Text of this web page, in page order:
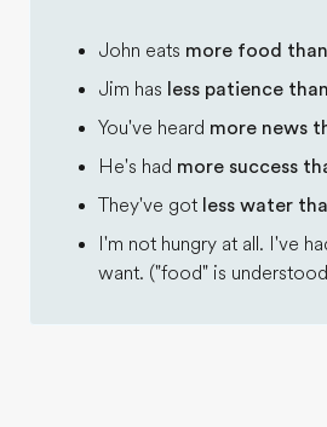
John eats more food than
Jim has less patience than
You've heard more news
He's had more success
They've got less water
I'm not hungry at all. I've
want. ("food" is